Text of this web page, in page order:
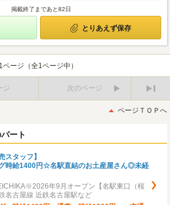
掲載終了まであと82日
とりあえず保存
1ページ（全1ページ中）
ジ
次のページ
後
ページＴＯＰへ
ート
スタッフ】
時給1400円☆名駅直結のお土産屋さん◎未経
年9月オープン【名駅東口（桜
名古屋線 近鉄名古屋駅など